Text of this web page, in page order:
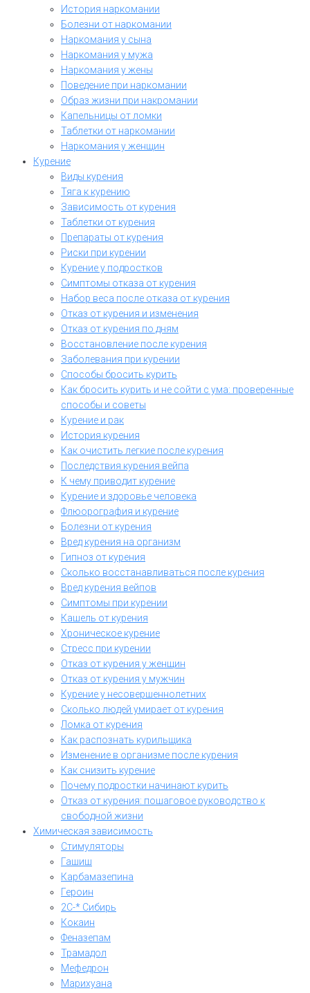
История наркомании
Болезни от наркомании
Наркомания у сына
Наркомания у мужа
Наркомания у жены
Поведение при наркомании
Образ жизни при накромании
Капельницы от ломки
Таблетки от наркомании
Наркомания у женщин
Курение
Виды курения
Тяга к курению
Зависимость от курения
Таблетки от курения
Препараты от курения
Риски при курении
Курение у подростков
Симптомы отказа от курения
Набор веса после отказа от курения
Отказ от курения и изменения
Отказ от курения по дням
Восстановление после курения
Заболевания при курении
Способы бросить курить
Как бросить курить и не сойти с ума: проверенные
способы и советы
Курение и рак
История курения
Как очистить легкие после курения
Последствия курения вейпа
К чему приводит курение
Курение и здоровье человека
Флюорография и курение
Болезни от курения
Вред курения на организм
Гипноз от курения
Сколько восстанавливаться после курения
Вред курения вейпов
Симптомы при курении
Кашель от курения
Хроническое курение
Стресс при курении
Отказ от курения у женщин
Отказ от курения у мужчин
Курение у несовершеннолетних
Сколько людей умирает от курения
Ломка от курения
Как распознать курильщика
Изменение в организме после курения
Как снизить курение
Почему подростки начинают курить
Отказ от курения: пошаговое руководство к
свободной жизни
Химическая зависимость
Стимуляторы
Гашиш
Карбамазепина
Героин
2C-* Сибирь
Кокаин
Феназепам
Трамадол
Мефедрон
Марихуана